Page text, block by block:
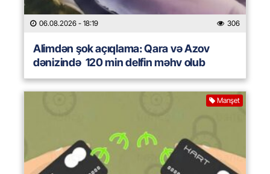
06.08.2026 - 18:19 306
Alimdən şok açıqlama: Qara və Azov
dənizində 120 min delfin məhv olub
Manşet